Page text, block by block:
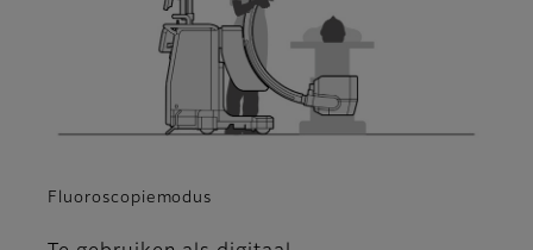
Fluoroscopiemodus